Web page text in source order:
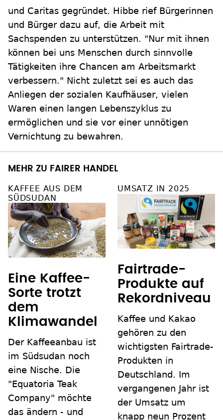
und Caritas gegründet. Hibbe rief Bürgerinnen
und Bürger dazu auf, die Arbeit mit
Sachspenden zu unterstützen. "Nur mit ihnen
können bei uns Menschen durch sinnvolle
Tätigkeiten ihre Chancen am Arbeitsmarkt
verbessern." Nicht zuletzt sei es auch das
Anliegen der sozialen Kaufhäuser, vielen
Waren einen langen Lebenszyklus zu
ermöglichen und sie vor einer unnötigen
Vernichtung zu bewahren.
MEHR ZU FAIRER HANDEL
KAFFEE AUS DEM
SÜDSUDAN
Eine Kaffee-
Sorte trotzt
dem
Klimawandel
Der Kaffeeanbau ist
im Südsudan noch
eine Nische. Die
"Equatoria Teak
Company" möchte
das ändern - und
UMSATZ IN 2025
Fairtrade-
Produkte auf
Rekordniveau
Kaffee und Kakao
gehören zu den
wichtigsten Fairtrade-
Produkten in
Deutschland. Im
vergangenen Jahr ist
der Umsatz um
knapp neun Prozent